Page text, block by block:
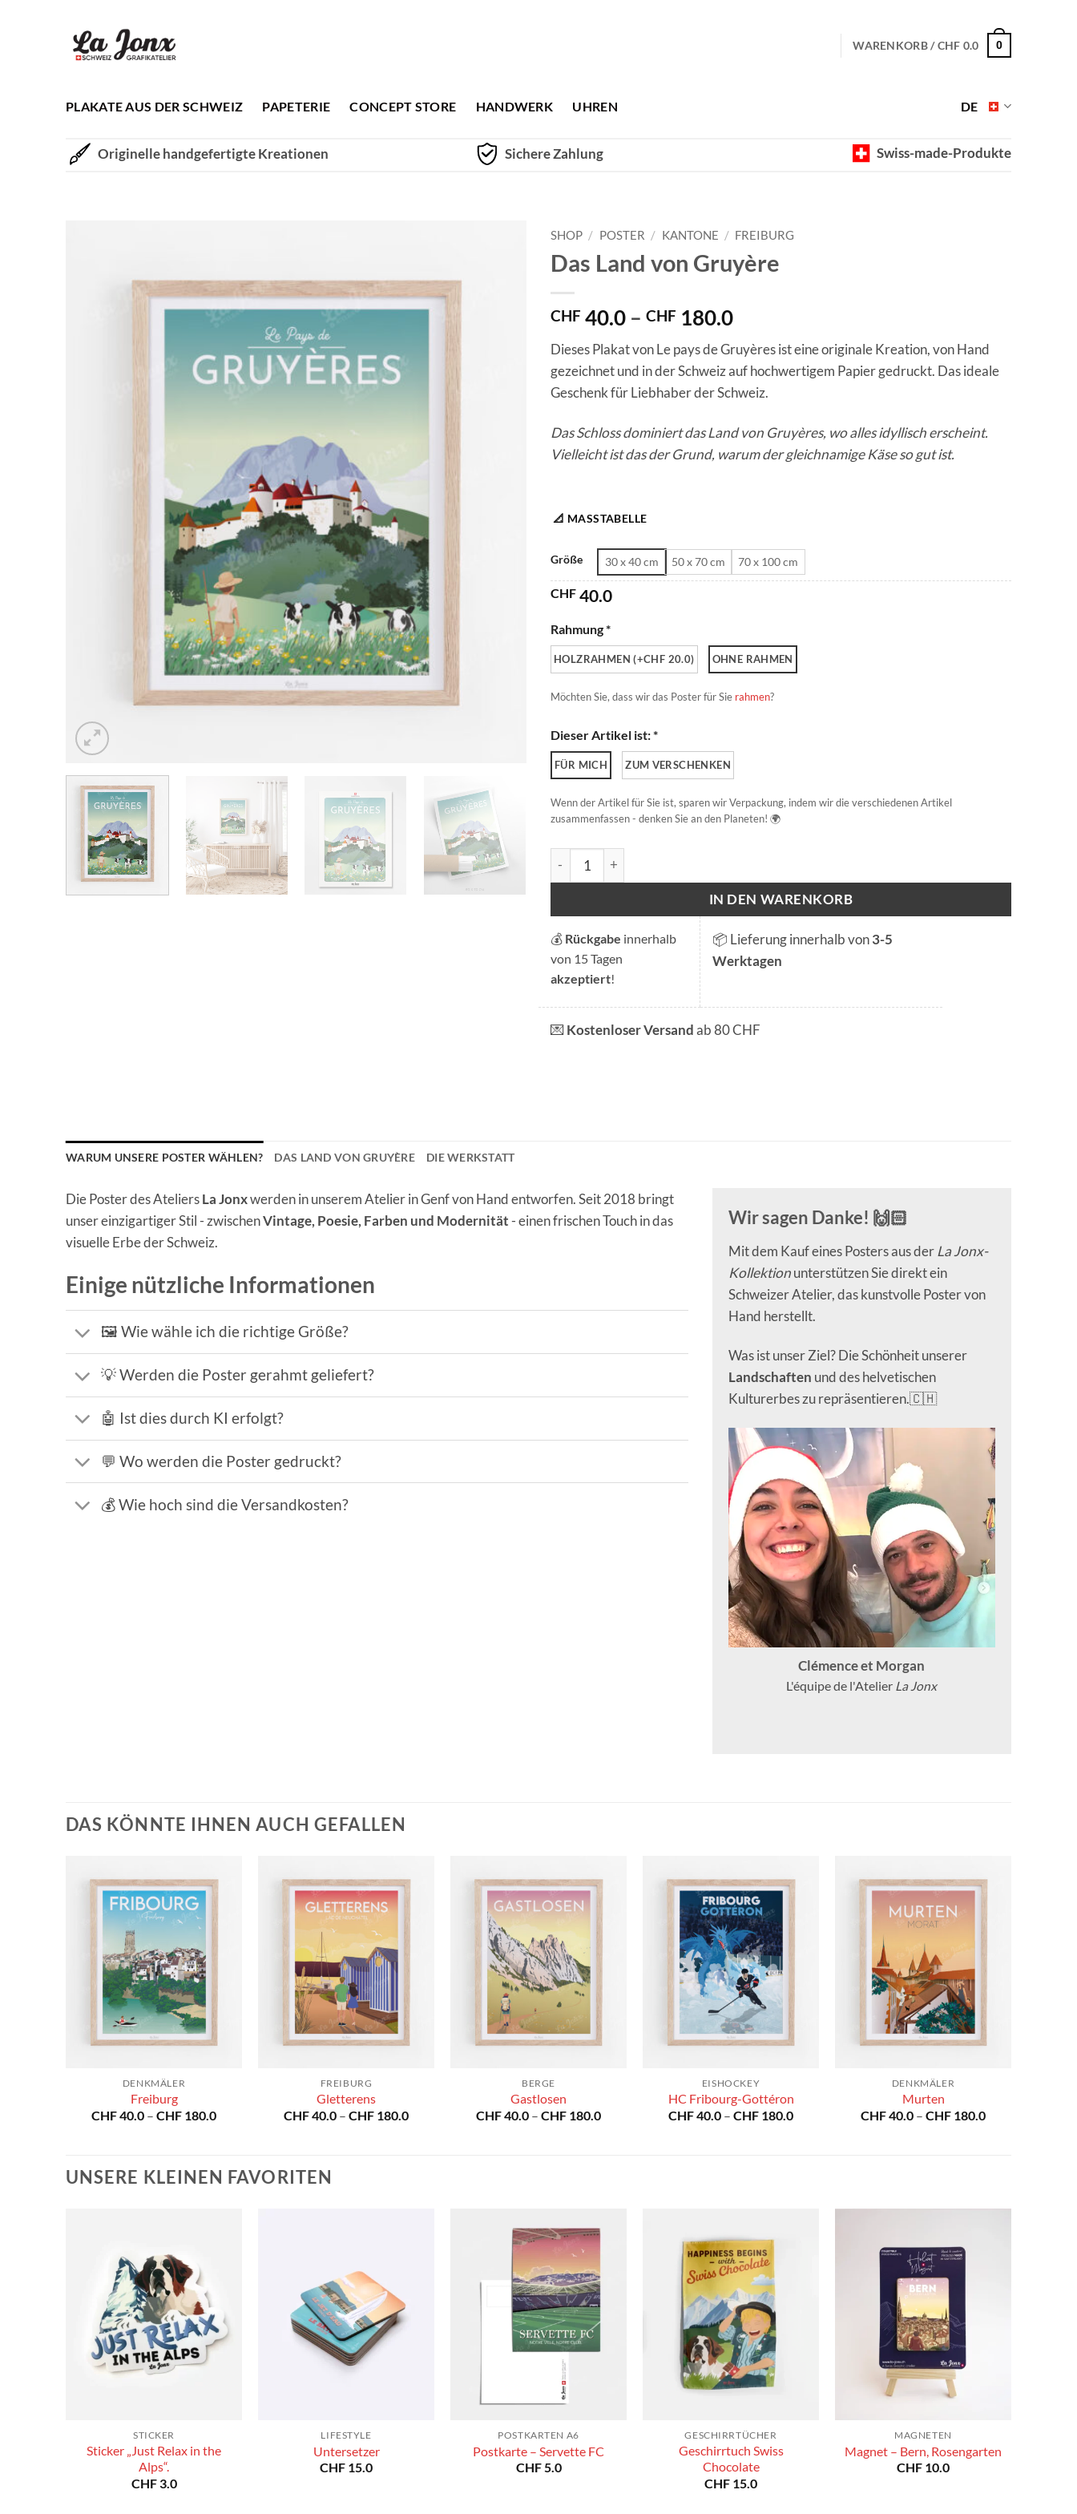
WARENKORB /CHF 0.0 0
PLAKATE AUS DER SCHWEIZ PAPETERIE CONCEPT STORE HANDWERK UHREN DE
Originelle handgefertigte Kreationen Sichere Zahlung Swiss-made-Produkte
SHOP / POSTER / KANTONE / FREIBURG
Das Land von Gruyère
CHF 40.0 – CHF 180.0Preisspanne:
CHF 40.0
bis
CHF 180.0
Dieses Plakat von Le pays de Gruyères ist eine originale Kreation, von Hand
gezeichnet und in der Schweiz auf hochwertigem Papier gedruckt. Das ideale
Geschenk für Liebhaber der Schweiz.
Das Schloss dominiert das Land von Gruyères, wo alles idyllisch erscheint.
Vielleicht ist das der Grund, warum der gleichnamige Käse so gut ist.
📐 MASSTABELLE
Größe 30 x 40 cm 50 x 70 cm 70 x 100 cm
CHF 40.0
Rahmung *
HOLZRAHMEN (+CHF 20.0) OHNE RAHMEN
Möchten Sie, dass wir das Poster für Sie rahmen?
Dieser Artikel ist: *
FÜR MICH ZUM VERSCHENKEN
Wenn der Artikel für Sie ist, sparen wir Verpackung, indem wir die verschiedenen Artikel
zusammenfassen - denken Sie an den Planeten! 🌍
Das Land von Gruyère Menge
IN DEN WARENKORB
💰 Rückgabe innerhalb
von 15 Tagen
akzeptiert!
📦 Lieferung innerhalb von3-5
Werktagen
💌Kostenloser Versandab 80 CHF
WARUM UNSERE POSTER WÄHLEN? DAS LAND VON GRUYÈRE DIE WERKSTATT
Die Poster des AteliersLa Jonxwerden in unserem Atelier in Genf von Hand entworfen. Seit 2018 bringt
unser einzigartiger Stil - zwischenVintage, Poesie, Farben und Modernität- einen frischen Touch in das
visuelle Erbe der Schweiz.
Einige nützliche Informationen
🖼️ Wie wähle ich die richtige Größe?
💡 Werden die Poster gerahmt geliefert?
🤖 Ist dies durch KI erfolgt?
💬 Wo werden die Poster gedruckt?
💰 Wie hoch sind die Versandkosten?
Wir sagen Danke! 🙌🏻
Mit dem Kauf eines Posters aus der La Jonx-
Kollektionunterstützen Sie direkt ein
Schweizer Atelier, das kunstvolle Poster von
Hand herstellt.
Was ist unser Ziel? Die Schönheit unserer
Landschaften und des helvetischen
Kulturerbes zu repräsentieren.🇨🇭
Clémence et Morgan
L'équipe de l'Atelier La Jonx
DAS KÖNNTE IHNEN AUCH GEFALLEN
DENKMÄLER
Freiburg
CHF40.0 – CHF 180.0Preisspanne:
FREIBURG
Gletterens
CHF40.0 – CHF 180.0Preisspanne:
BERGE
Gastlosen
CHF40.0 – CHF 180.0Preisspanne:
EISHOCKEY
HC Fribourg-Gottéron
CHF40.0 – CHF 180.0Preisspanne:
DENKMÄLER
Murten
CHF40.0 – CHF 180.0Preisspanne:
Preisspanne:
UNSERE KLEINEN FAVORITEN
STICKER
Sticker „Just Relax in the
Alps“.
CHF3.0
LIFESTYLE
Untersetzer
CHF 15.0
POSTKARTEN A6
Postkarte – Servette FC
CHF5.0
GESCHIRRTÜCHER
Geschirrtuch Swiss
Chocolate
CHF 15.0
MAGNETEN
Magnet – Bern, Rosengarten
CHF 10.0